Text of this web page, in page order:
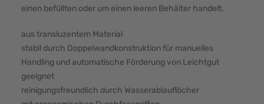
einen befüllten oder um einen leeren Behälter handelt.
aus transluzentem Material
stabil durch Doppelwandkonstruktion für manuelles
Handling und automatische Förderung von Leichtgut
geeignet
reinigungsfreundlich durch Wasserablauflöcher